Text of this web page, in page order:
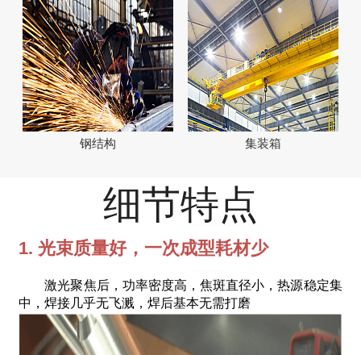
钢结构 集装箱
细节特点
1. 光束质量好，一次成型耗材少
激光聚焦后，功率密度高，焦斑直径小，热源稳定集
中，焊接几乎无飞溅，焊后基本无需打磨